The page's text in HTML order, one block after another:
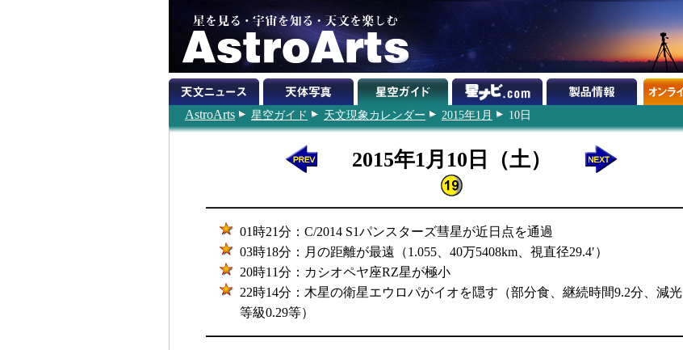
AstroArts 星空ガイド 天文現象カレンダー 2015年1月 10日
2015年1月10日（土）
01時21分：C/2014 S1パンスターズ彗星が近日点を通過
03時18分：月の距離が最遠（1.055、40万5408km、視直径29.4′）
20時11分：カシオペヤ座RZ星が極小
22時14分：木星の衛星エウロパがイオを隠す（部分食、継続時間9.2分、減光
等級0.29等）